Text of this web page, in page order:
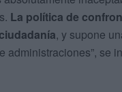
La política de
, y supone
se